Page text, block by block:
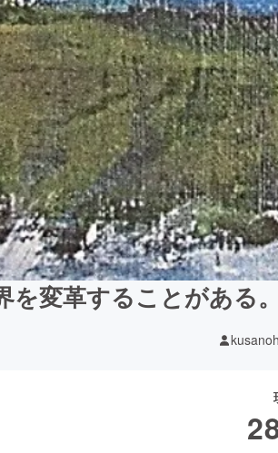
を変革することがある